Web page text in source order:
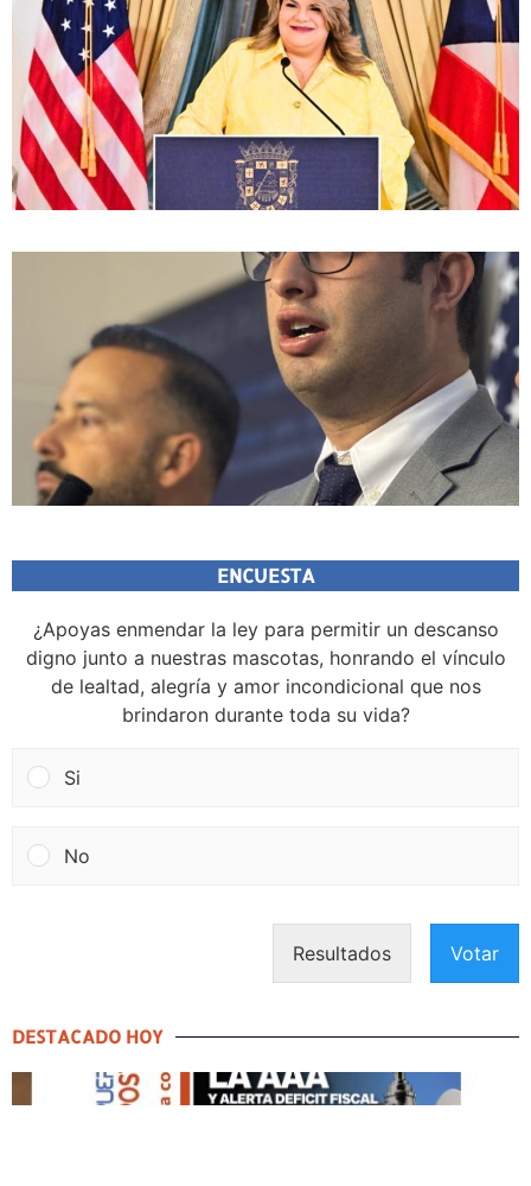
ENCUESTA
¿Apoyas enmendar la ley para permitir un descanso
digno junto a nuestras mascotas, honrando el vínculo
de lealtad, alegría y amor incondicional que nos
brindaron durante toda su vida?
Si
No
Resultados Votar
DESTACADO HOY